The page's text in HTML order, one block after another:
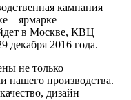
кампания
в Москве, КВЦ
декабря 2016 года.
не только
нашего производства.
дизайн